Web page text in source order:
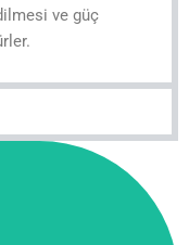
ve güç